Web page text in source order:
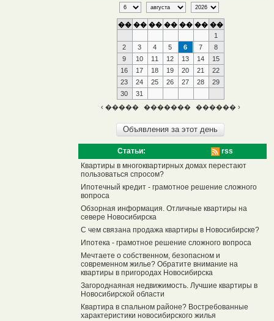
�� �� �� �� �� �� ��
1
2
3 4 5 6 7
8
9
10 11 12 13 14
15
16
17 18 19 20 21
22
23
24 25 26 27 28
29
30
31
‹ �����
������� ������ ›
Статьи:
rss
Квартиры в многоквартирных домах перестают
пользоваться спросом?
Ипотечный кредит - грамотное решение сложного
вопроса
Обзорная информация. Отличные квартиры на
севере Новосибирска
С чем связана продажа квартиры в Новосибирске?
Ипотека - грамотное решение сложного вопроса
Мечтаете о собственном, безопасном и
современном жилье? Обратите внимание на
квартиры в пригородах Новосибирска
Загороднаяная недвижимость. Лучшие квартиры в
Новосибирской области
Квартира в спальном районе? Востребованные
характеристики новосибирского жилья